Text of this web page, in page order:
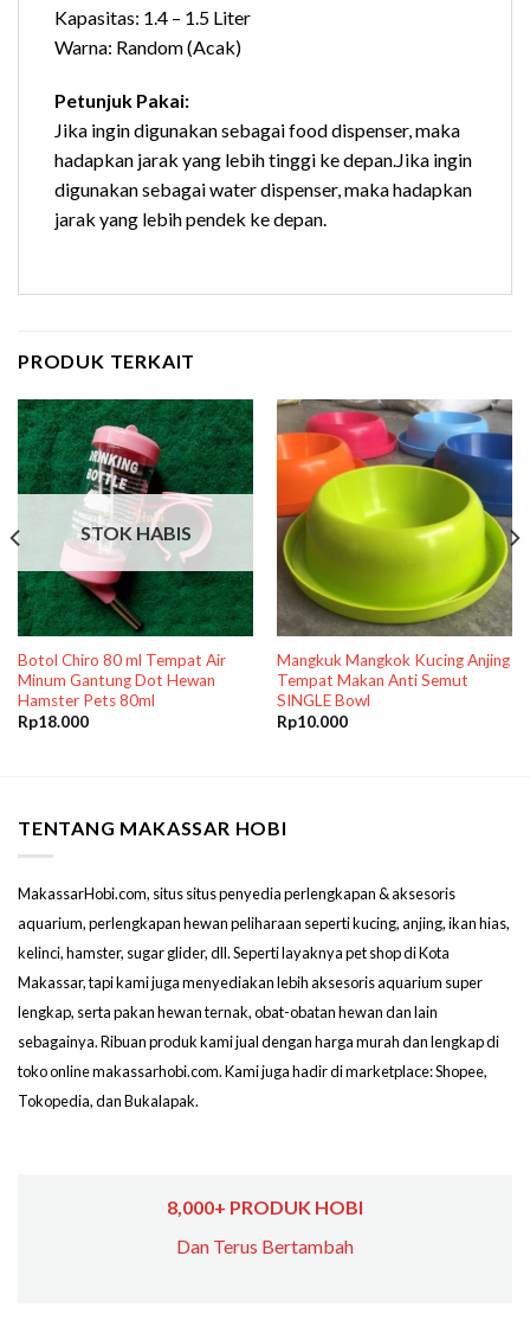
Kapasitas: 1.4 – 1.5 Liter
Warna: Random (Acak)
Petunjuk Pakai:
Jika ingin digunakan sebagai food dispenser, maka
hadapkan jarak yang lebih tinggi ke depan.Jika ingin
digunakan sebagai water dispenser, maka hadapkan
jarak yang lebih pendek ke depan.
PRODUK TERKAIT
STOK HABIS
Botol Chiro 80 ml Tempat Air
Minum Gantung Dot Hewan
Hamster Pets 80ml
Rp18.000
Mangkuk Mangkok Kucing Anjing
Tempat Makan Anti Semut
SINGLE Bowl
Rp10.000
TENTANG MAKASSAR HOBI
MakassarHobi.com, situs situs penyedia perlengkapan & aksesoris
aquarium, perlengkapan hewan peliharaan seperti kucing, anjing, ikan hias,
kelinci, hamster, sugar glider, dll. Seperti layaknya pet shop di Kota
Makassar, tapi kami juga menyediakan lebih aksesoris aquarium super
lengkap, serta pakan hewan ternak, obat-obatan hewan dan lain
sebagainya. Ribuan produk kami jual dengan harga murah dan lengkap di
toko online makassarhobi.com. Kami juga hadir di marketplace: Shopee,
Tokopedia, dan Bukalapak.
8,000+ PRODUK HOBI
Dan Terus Bertambah